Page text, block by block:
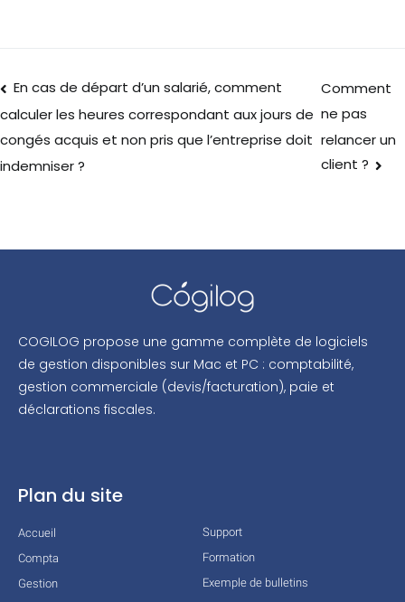
En cas de départ d’un salarié, comment
calculer les heures correspondant aux jours de
congés acquis et non pris que l’entreprise doit
indemniser ?
Comment
ne pas
relancer un
client ?
COGILOG propose une gamme complète de logiciels
de gestion disponibles sur Mac et PC : comptabilité,
gestion commerciale (devis/facturation), paie et
déclarations fiscales.
Plan du site
Accueil
Compta
Gestion
Support
Formation
Exemple de bulletins